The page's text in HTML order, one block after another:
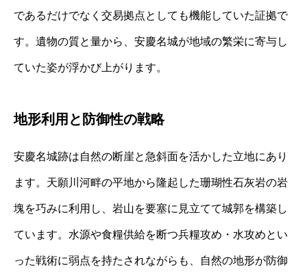
であるだけでなく交易拠点としても機能していた証拠で
す。遺物の質と量から、安慶名城が地域の繁栄に寄与し
ていた姿が浮かび上がります。
地形利用と防御性の戦略
安慶名城跡は自然の断崖と急斜面を活かした立地にあり
ます。天願川河畔の平地から隆起した珊瑚性石灰岩の岩
塊を巧みに利用し、岩山を要塞に見立てて城郭を構築し
ています。水源や食糧供給を断つ兵糧攻め・水攻めとい
った戦術に弱点を持たされながらも、自然の地形が防御